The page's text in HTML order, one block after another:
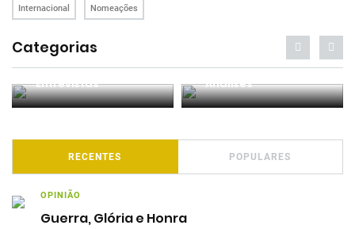
Internacional Nomeações
Categorias
Entrevistas Análises
RECENTES POPULARES
OPINIÃO
Guerra, Glória e Honra